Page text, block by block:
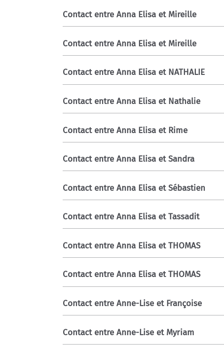
Contact entre Anna Elisa et Mireille
Contact entre Anna Elisa et Mireille
Contact entre Anna Elisa et NATHALIE
Contact entre Anna Elisa et Nathalie
Contact entre Anna Elisa et Rime
Contact entre Anna Elisa et Sandra
Contact entre Anna Elisa et Sébastien
Contact entre Anna Elisa et Tassadit
Contact entre Anna Elisa et THOMAS
Contact entre Anna Elisa et THOMAS
Contact entre Anne-Lise et Françoise
Contact entre Anne-Lise et Myriam